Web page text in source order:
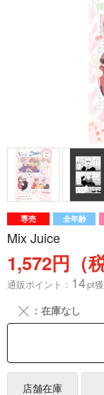
専売 全年齢
Mix Juice
1,572円（
通販ポイント： 14pt
╳ ：在庫なし
店舗在庫